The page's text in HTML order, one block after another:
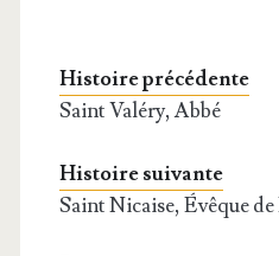
Histoire précédente
Saint Valéry, Abbé
Histoire suivante
Saint Nicaise, Évêque